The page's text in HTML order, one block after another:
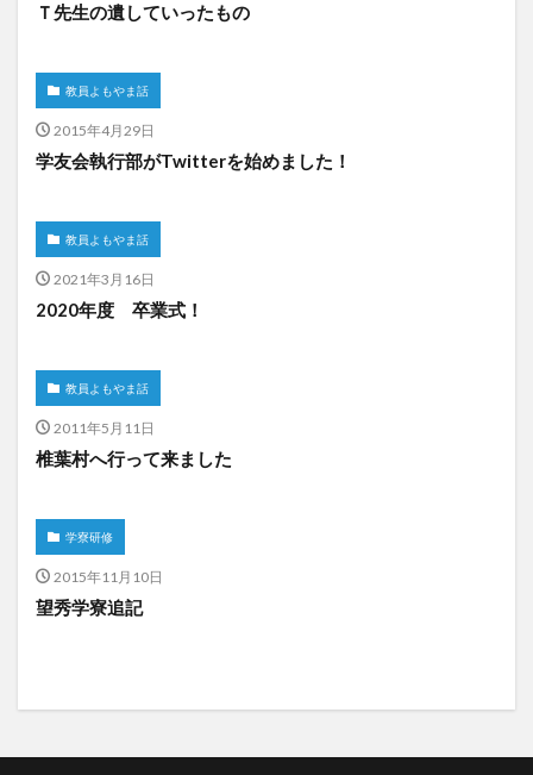
Ｔ先生の遺していったもの
教員よもやま話
2015年4月29日
学友会執行部がTwitterを始めました！
教員よもやま話
2021年3月16日
2020年度 卒業式！
教員よもやま話
2011年5月11日
椎葉村へ行って来ました
学寮研修
2015年11月10日
望秀学寮追記